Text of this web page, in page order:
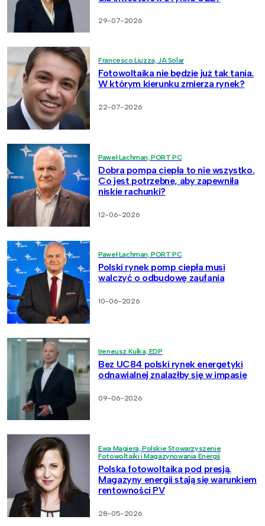
29-07-2026
Francesco Liuzza, JA Solar
Fotowoltaika nie będzie już tak tania.
W którym kierunku zmierza rynek?
22-07-2026
Paweł Lachman, PORT PC
Dobra pompa ciepła to nie wszystko.
Co jest potrzebne, aby zapewniła
niskie rachunki?
12-06-2026
Paweł Lachman, PORT PC
Polski rynek pomp ciepła musi
walczyć o odbudowę zaufania
10-06-2026
Ireneusz Kulka, EDP
Bez UC84 polski rynek energetyki
odnawialnej znalazłby się w impasie
09-06-2026
Ewa Magiera, Polskie Stowarzyszenie
Fotowoltaiki i Magazynowania Energii
Polska fotowoltaika pod presją.
Magazyny energii stają się warunkiem
rentowności PV
28-05-2026